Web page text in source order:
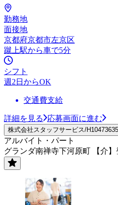
勤務地
面接地
京都府京都市左京区
蹴上駅から車で5分
シフト
週2日からOK
交通費支給
詳細を見る 応募画面に進む
株式会社スタッフサービス/
アルバイト・パート
グランダ南禅寺下河原町 【介】